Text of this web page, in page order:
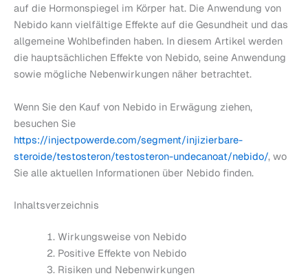
auf die Hormonspiegel im Körper hat. Die Anwendung von
Nebido kann vielfältige Effekte auf die Gesundheit und das
allgemeine Wohlbefinden haben. In diesem Artikel werden
die hauptsächlichen Effekte von Nebido, seine Anwendung
sowie mögliche Nebenwirkungen näher betrachtet.
Wenn Sie den Kauf von Nebido in Erwägung ziehen,
besuchen Sie
https://injectpowerde.com/segment/injizierbare-
steroide/testosteron/testosteron-undecanoat/nebido/, wo
Sie alle aktuellen Informationen über Nebido finden.
Inhaltsverzeichnis
Wirkungsweise von Nebido
Positive Effekte von Nebido
Risiken und Nebenwirkungen